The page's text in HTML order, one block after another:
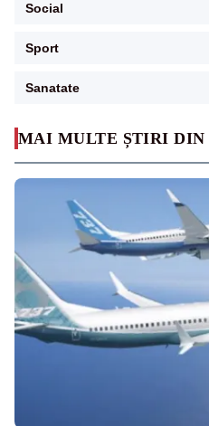
MAI MULTE ȘTIRI DIN
Social
Sport
Sanatate